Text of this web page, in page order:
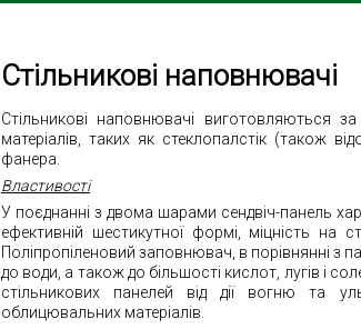
Стільникові наповнювачі
Стільникові наповнювачі виготовляються
матеріалів, таких як стеклопалстік (також
фанера
Властивості
У поєднанні з двома шарами сендвіч-панель
ефективній шестикутної формі, міцність на
Поліпропіленовий заповнювач, в порівнянні з
до води, а також до більшості кислот, лугів і
стільникових панелей від дії вогню та
облицювальних матеріалів